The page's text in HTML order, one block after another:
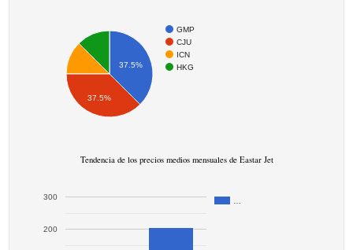
GMP
CJU
ICN
HKG
37.5%
37.5%
Tendencia de los precios medios mensuales de Eastar Jet
200
300